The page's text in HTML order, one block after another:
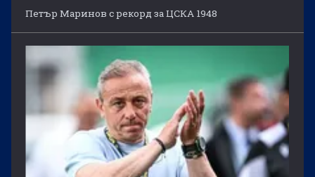
Петър Маринов с рекорд за ЦСКА 1948